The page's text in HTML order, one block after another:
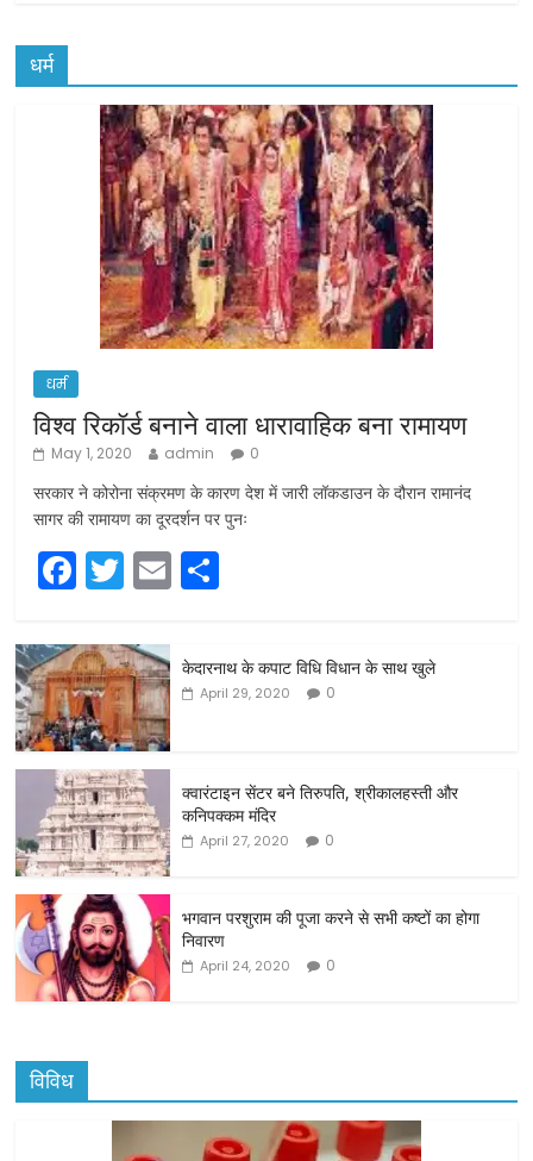
धर्म
धर्म
विश्व रिकॉर्ड बनाने वाला धारावाहिक बना रामायण
May 1, 2020 admin 0
सरकार ने कोरोना संक्रमण के कारण देश में जारी लॉकडाउन के दौरान रामानंद
सागर की रामायण का दूरदर्शन पर पुनः
F
c
e
b
o
o
k
T
itt
er
E
ai ar
e
केदारनाथ के कपाट विधि विधान के साथ खुले
April 29, 2020 0
क्वारंटाइन सेंटर बने तिरुपति, श्रीकालहस्ती और
कनिपक्कम मंदिर
April 27, 2020 0
भगवान परशुराम की पूजा करने से सभी कष्टों का होगा
निवारण
April 24, 2020 0
विविध